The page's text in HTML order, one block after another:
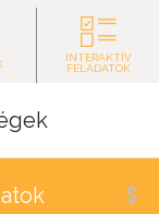
INTERAKTÍV
FELADATOK